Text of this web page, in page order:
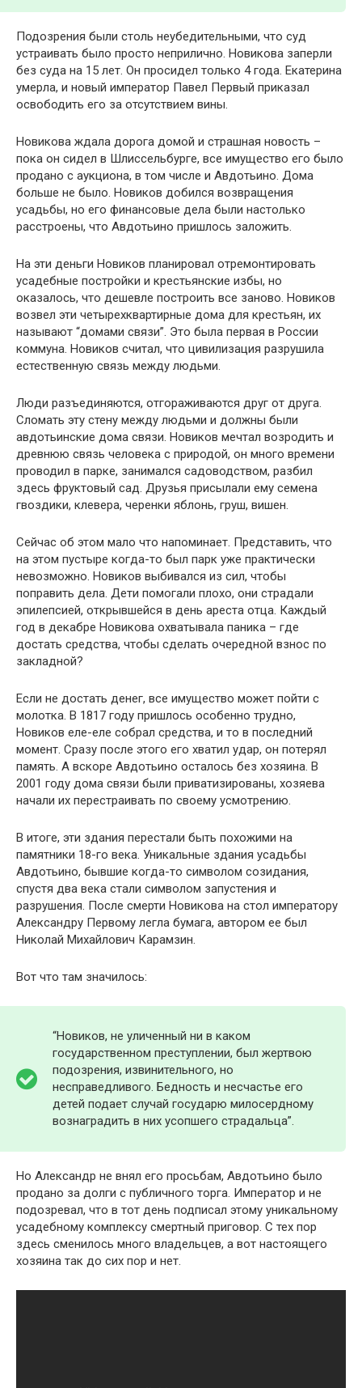
Подозрения были столь неубедительными, что суд
устраивать было просто неприлично. Новикова заперли
без суда на 15 лет. Он просидел только 4 года. Екатерина
умерла, и новый император Павел Первый приказал
освободить его за отсутствием вины.
Новикова ждала дорога домой и страшная новость –
пока он сидел в Шлиссельбурге, все имущество его было
продано с аукциона, в том числе и Авдотьино. Дома
больше не было. Новиков добился возвращения
усадьбы, но его финансовые дела были настолько
расстроены, что Авдотьино пришлось заложить.
На эти деньги Новиков планировал отремонтировать
усадебные постройки и крестьянские избы, но
оказалось, что дешевле построить все заново. Новиков
возвел эти четырехквартирные дома для крестьян, их
называют “домами связи”. Это была первая в России
коммуна. Новиков считал, что цивилизация разрушила
естественную связь между людьми.
Люди разъединяются, отгораживаются друг от друга.
Сломать эту стену между людьми и должны были
авдотьинские дома связи. Новиков мечтал возродить и
древнюю связь человека с природой, он много времени
проводил в парке, занимался садоводством, разбил
здесь фруктовый сад. Друзья присылали ему семена
гвоздики, клевера, черенки яблонь, груш, вишен.
Сейчас об этом мало что напоминает. Представить, что
на этом пустыре когда-то был парк уже практически
невозможно. Новиков выбивался из сил, чтобы
поправить дела. Дети помогали плохо, они страдали
эпилепсией, открывшейся в день ареста отца. Каждый
год в декабре Новикова охватывала паника – где
достать средства, чтобы сделать очередной взнос по
закладной?
Если не достать денег, все имущество может пойти с
молотка. В 1817 году пришлось особенно трудно,
Новиков еле-еле собрал средства, и то в последний
момент. Сразу после этого его хватил удар, он потерял
память. А вскоре Авдотьино осталось без хозяина. В
2001 году дома связи были приватизированы, хозяева
начали их перестраивать по своему усмотрению.
В итоге, эти здания перестали быть похожими на
памятники 18-го века. Уникальные здания усадьбы
Авдотьино, бывшие когда-то символом созидания,
спустя два века стали символом запустения и
разрушения. После смерти Новикова на стол императору
Александру Первому легла бумага, автором ее был
Николай Михайлович Карамзин.
Вот что там значилось:
“Новиков, не уличенный ни в каком
государственном преступлении, был жертвою
подозрения, извинительного, но
несправедливого. Бедность и несчастье его
детей подает случай государю милосердному
вознаградить в них усопшего страдальца”.
Но Александр не внял его просьбам, Авдотьино было
продано за долги с публичного торга. Император и не
подозревал, что в тот день подписал этому уникальному
усадебному комплексу смертный приговор. С тех пор
здесь сменилось много владельцев, а вот настоящего
хозяина так до сих пор и нет.